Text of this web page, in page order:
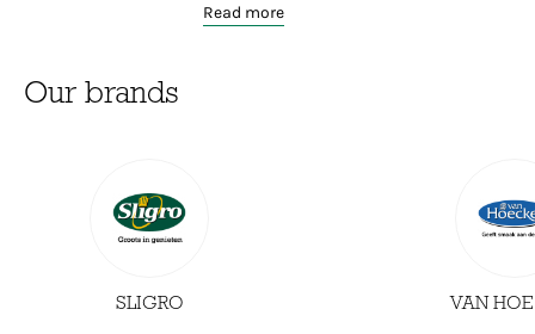
Read more
Our brands
SLIGRO VAN